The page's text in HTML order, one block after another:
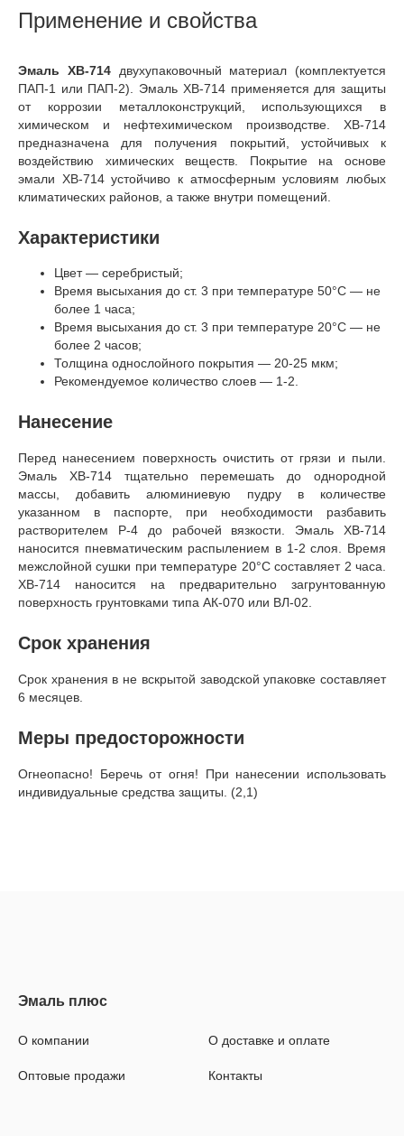
Применение и свойства
Эмаль ХВ-714двухупаковочный материал (комплектуется
ПАП-1 или ПАП-2). Эмаль ХВ-714 применяется для защиты
от коррозии металлоконструкций, использующихся в
химическом и нефтехимическом производстве. ХВ-714
предназначена для получения покрытий, устойчивых к
воздействию химических веществ. Покрытие на основе
эмали ХВ-714 устойчиво к атмосферным условиям любых
климатических районов, а также внутри помещений.
Характеристики
Цвет — серебристый;
Время высыхания до ст. 3 при температуре 50°C — не
более 1 часа;
Время высыхания до ст. 3 при температуре 20°C — не
более 2 часов;
Толщина однослойного покрытия — 20-25 мкм;
Рекомендуемое количество слоев — 1-2.
Нанесение
Перед нанесением поверхность очистить от грязи и пыли.
Эмаль ХВ-714 тщательно перемешать до однородной
массы, добавить алюминиевую пудру в количестве
указанном в паспорте, при необходимости разбавить
растворителем Р-4 до рабочей вязкости. Эмаль ХВ-714
наносится пневматическим распылением в 1-2 слоя. Время
межслойной сушки при температуре 20°C составляет 2 часа.
ХВ-714 наносится на предварительно загрунтованную
поверхность грунтовками типа АК-070 или ВЛ-02.
Срок хранения
Срок хранения в не вскрытой заводской упаковке составляет
6 месяцев.
Меры предосторожности
Огнеопасно! Беречь от огня! При нанесении использовать
индивидуальные средства защиты. (2,1)
О компании
Оптовые продажи
О доставке и оплате
Контакты